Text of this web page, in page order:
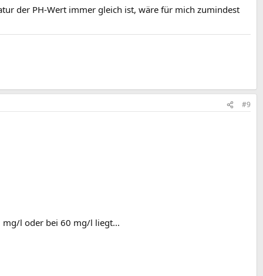
der PH-Wert immer gleich ist, wäre für mich zumindest
#9
mg/l oder bei 60 mg/l liegt...